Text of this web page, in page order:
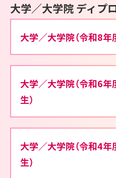
大学／大学院 ディプ
大学／大学院（令和8年
大学／大学院（令和6
生）
大学／大学院（令和4
生）